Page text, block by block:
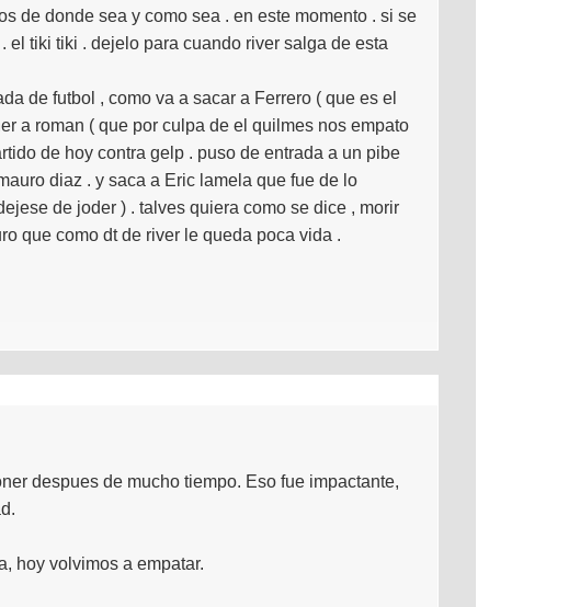
de donde sea y como sea . en este momento . si se
el tiki tiki . dejelo para cuando river salga de esta
de futbol , como va a sacar a Ferrero ( que es el
a roman ( que por culpa de el quilmes nos empato
de hoy contra gelp . puso de entrada a un pibe
diaz . y saca a Eric lamela que fue de lo
de joder ) . talves quiera como se dice , morir
que como dt de river le queda poca vida .
despues de mucho tiempo. Eso fue impactante,
hoy volvimos a empatar.